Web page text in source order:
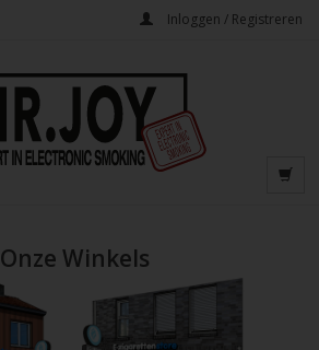
Inloggen / Registreren
Onze Winkels